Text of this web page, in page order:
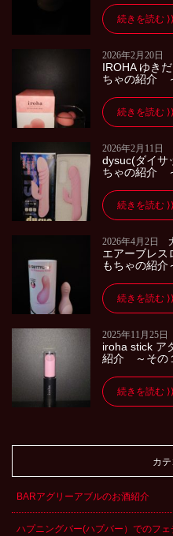
続きを読む
2026年2月20日
IROHA ゆき
ちゃの紹介
続きを読む
2026年2月11日
dysuc(ダイ
ちゃの紹介
続きを読む
2026年4月2日
エアーブレス
もちゃの紹介
続きを読む
2025年11月25日
iroha stick ア
紹介 ～その
続きを読む
カ
BARアグリーアブルのお酒紹介
ハプニングバー(ハプバー）でのフェ